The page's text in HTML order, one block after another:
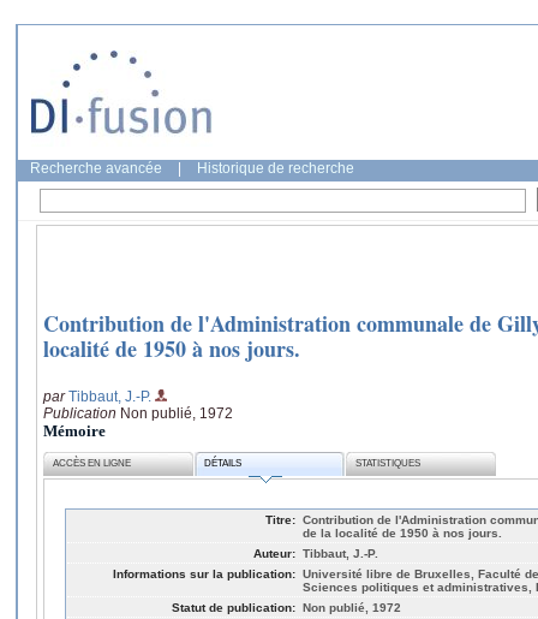
Recherche avancée Historique de recherche
Contribution de l'Administration communale de
localité de 1950 à nos jours.
parTibbaut, J.-P.
Publication Non publié, 1972
Mémoire
ACCÈS EN LIGNE DÉTAILS STATISTIQUES
Titre: Contribution de l'Administration
de la localité de 1950 à nos jours.
Auteur: Tibbaut, J.-P.
Informations sur la publication: Université libre de Bruxelles, Faculté
Sciences politiques et administratives,
Statut de publication: Non publié, 1972